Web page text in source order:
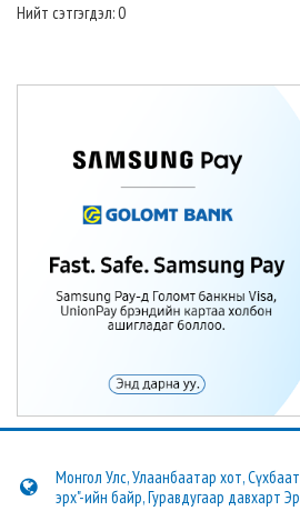
Нийт сэтгэгдэл: 0
Монгол Улс, Улаанбаатар хот,
эрх"-ийн байр, Гуравдугаар давхарт